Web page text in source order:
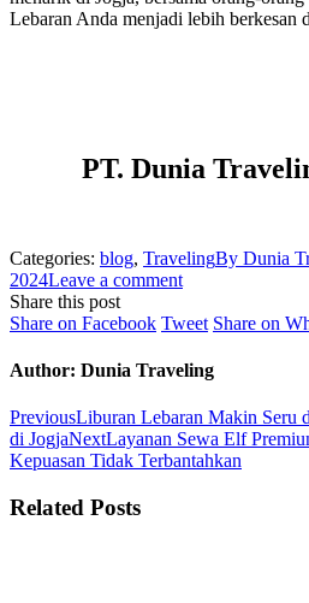
Lebaran Anda menjadi lebih berkesan
PT. Dunia
Categories: blog, TravelingBy Dunia
2024Leave a comment
Share this post
Share on FacebookShare
Facebook
TweetShare
Twitter
Share on
Author: Dunia Traveling
Post
navigation
PreviousPrevious
post:
Liburan Lebaran Makin Seru
di JogjaNextNext
post:
Layanan Sewa Elf
Kepuasan Tidak Terbantahkan
Related Posts